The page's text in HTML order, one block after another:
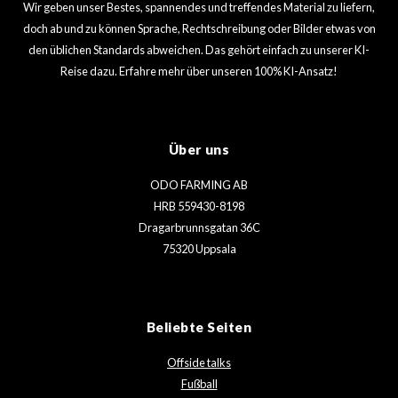
Wir geben unser Bestes, spannendes und treffendes Material zu liefern,
doch ab und zu können Sprache, Rechtschreibung oder Bilder etwas von
den üblichen Standards abweichen. Das gehört einfach zu unserer KI-
Reise dazu. Erfahre mehr über unseren 100% KI-Ansatz!
Über uns
ODO FARMING AB
HRB 559430-8198
Dragarbrunnsgatan 36C
75320 Uppsala
Beliebte Seiten
Offside talks
Fußball